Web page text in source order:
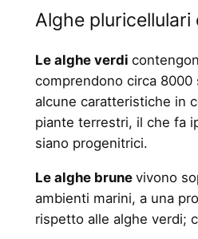
Alghe pluricellulari
Le alghe verdi
comprendono circa 8000
alcune caratteristiche in
piante terrestri, il che fa
siano progenitrici.
Le alghe brune vivono
ambienti marini, a una
rispetto alle alghe verdi;